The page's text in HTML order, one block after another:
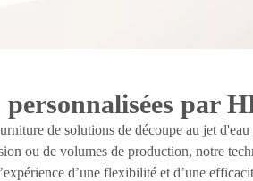
par
de solutions de découpe au jet
ou de volumes de production, notre
d’une flexibilité et d’une